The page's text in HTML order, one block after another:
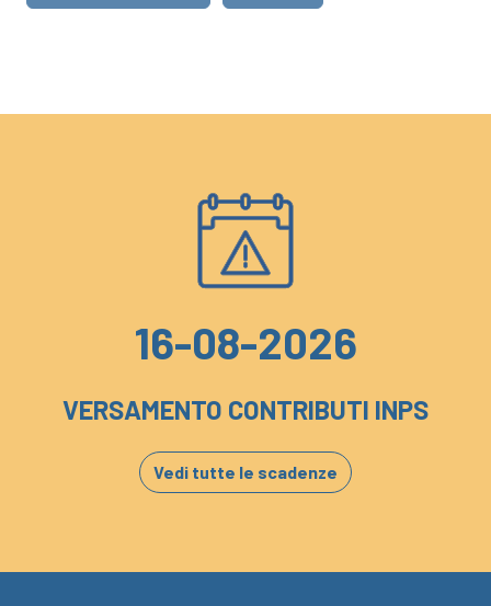
16-08-2026
VERSAMENTO CONTRIBUTI INPS
Vedi tutte le scadenze